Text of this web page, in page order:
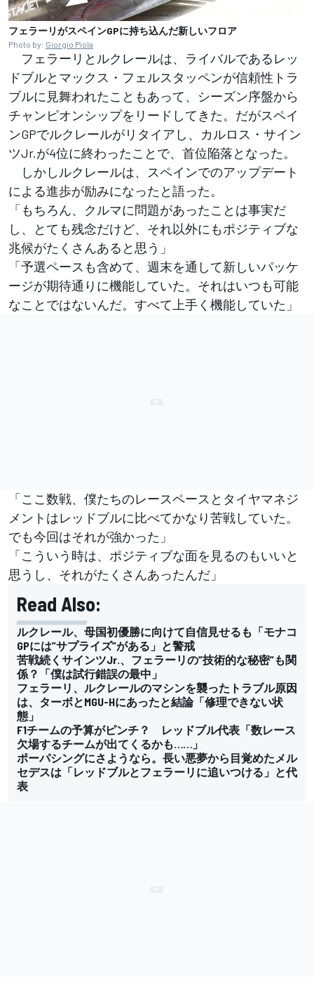
フェラーリがスペインGPに持ち込んだ新しいフロア
Photo by: Giorgio Piola
フェラーリとルクレールは、ライバルであるレッ
ドブルとマックス・フェルスタッペンが信頼性トラ
ブルに見舞われたこともあって、シーズン序盤から
チャンピオンシップをリードしてきた。だがスペイ
ンGPでルクレールがリタイアし、カルロス・サイン
ツJr.が4位に終わったことで、首位陥落となった。
しかしルクレールは、スペインでのアップデート
による進歩が励みになったと語った。
「もちろん、クルマに問題があったことは事実だ
し、とても残念だけど、それ以外にもポジティブな
兆候がたくさんあると思う」
「予選ペースも含めて、週末を通して新しいパッケ
ージが期待通りに機能していた。それはいつも可能
なことではないんだ。すべて上手く機能していた」
「ここ数戦、僕たちのレースペースとタイヤマネジ
メントはレッドブルに比べてかなり苦戦していた。
でも今回はそれが強かった」
「こういう時は、ポジティブな面を見るのもいいと
思うし、それがたくさんあったんだ」
Read Also:
ルクレール、母国初優勝に向けて自信見せるも「モナコ
GPには”サプライズ”がある」と警戒
苦戦続くサインツJr.、フェラーリの”技術的な秘密”も関
係？「僕は試行錯誤の最中」
フェラーリ、ルクレールのマシンを襲ったトラブル原因
は、ターボとMGU-Hにあったと結論「修理できない状
態」
F1チームの予算がピンチ？ レッドブル代表「数レース
欠場するチームが出てくるかも……」
ポーパシングにさようなら。長い悪夢から目覚めたメル
セデスは「レッドブルとフェラーリに追いつける」と代
表